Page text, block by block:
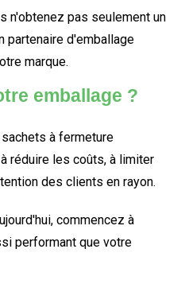
n'obtenez pas seulement un
partenaire d'emballage
marque.
emballage ?
à fermeture
réduire les coûts, à limiter
des clients en rayon.
commencez à
performant que votre